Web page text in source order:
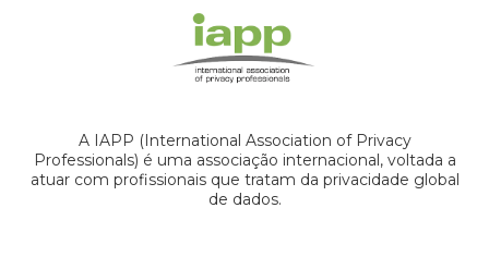
A IAPP (International Association of Privacy
Professionals) é uma associação internacional, voltada a
atuar com profissionais que tratam da privacidade global
de dados.